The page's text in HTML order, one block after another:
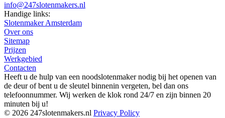
info@247slotenmakers.nl
Handige links:
Slotenmaker Amsterdam
Over ons
Sitemap
Prijzen
Werkgebied
Contacten
Heeft u de hulp van een noodslotenmaker nodig bij het openen van
de deur of bent u de sleutel binnenin vergeten, bel dan ons
telefoonnummer. Wij werken de klok rond 24/7 en zijn binnen 20
minuten bij u!
© 2026 247slotenmakers.nl Privacy Policy